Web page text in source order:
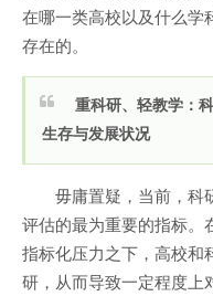
在哪一类高校以及什么学
存在的。
重科研、轻教学：
生存与发展状况
毋庸置疑，当前，科
评估的最为重要的指标。
指标化压力之下，高校和
研，从而导致一定程度上